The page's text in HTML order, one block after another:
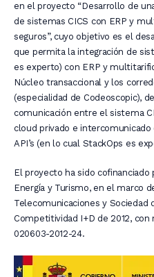
en el proyecto “Desarrollo de
de sistemas CICS con ERP y
seguros”, cuyo objetivo es el
que permita la integración de
es experto) con ERP y
Núcleo transaccional y los
(especialidad de Codeoscopic),
comunicación entre el sistema
cloud privado e
API’s (en lo cual StackOps es
El proyecto ha sido
Energía y Turismo, en el marco
Telecomunicaciones y Sociedad
Competitividad I+D de 2012,
020603-2012-24.